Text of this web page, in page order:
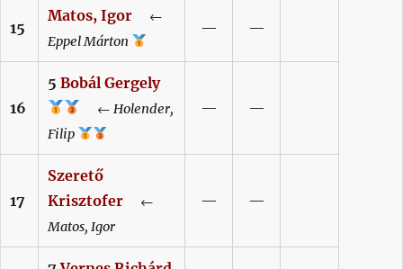
15
Matos, Igor
←
EppelMárton
— —
16
5 Bobál Gergely
←Holender,
Filip
— —
17
Szerető
Krisztofer
←
Matos, Igor
— —